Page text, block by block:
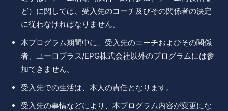
ど）に関しては、受入先のコーチ及びその関係者の決定
に従わなければなりません。
本プログラム期間中に、受入先のコーチおよびその関係
者、ユーロプラス/EPG株式会社以外のプログラムには参
加できません。
受入先での生活は、本人の責任となります。
受入先の事情などにより、本プログラム内容が変更にな